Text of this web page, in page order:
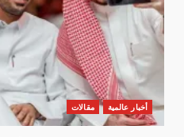
أخبار عالمية مقالات